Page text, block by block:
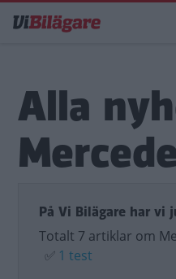
till
Alla
På Vi Bilägare har vi
Totalt 7 artiklar om
✅ 1 test